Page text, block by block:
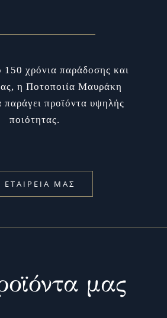
χρόνια παράδοσης και
η Ποτοποιία Μαυράκη
παράγει προϊόντα υψηλής
ποιότητας.
ΕΤΑΙΡΕΙΑ ΜΑΣ
μας